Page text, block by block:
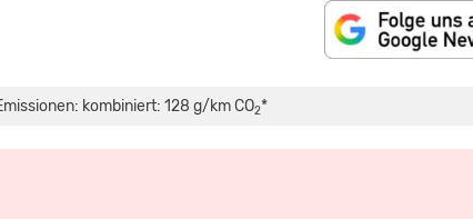
kombiniert: 128 g/km CO2*